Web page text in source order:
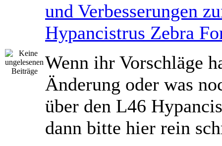
und Verbesserungen
Hypancistrus Zebra
Wenn ihr Vorschläge
Änderung oder was
über den L46
dann bitte hier rein